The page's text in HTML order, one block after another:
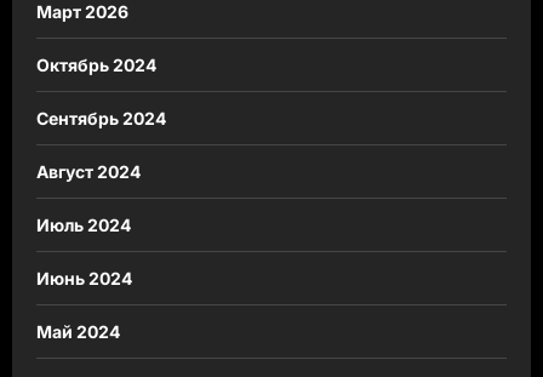
Март 2026
Октябрь 2024
Сентябрь 2024
Август 2024
Июль 2024
Июнь 2024
Май 2024